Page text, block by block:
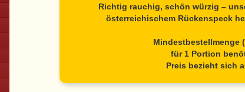
Richtig rauchig, schön würzig –
österreichischem Rückenspeck
Mindestbestellmenge
für 1 Portion
Preis bezieht sich